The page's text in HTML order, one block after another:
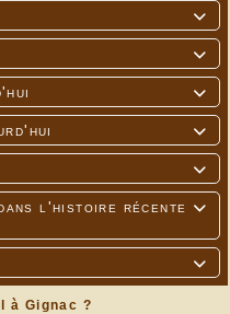






l'histoire récente

à Gignac ?